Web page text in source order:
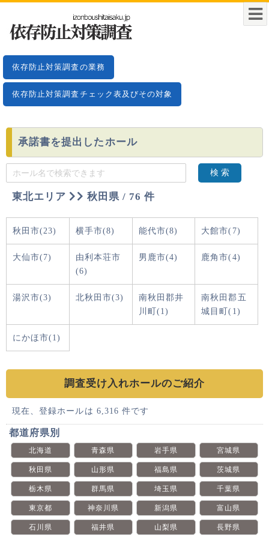
依存防止対策調査の業務
依存防止対策調査チェック表及びその対象
調査受け入れホールのご紹介
現在、登録ホールは 6,316 件です
都道府県別
北海道 青森県 岩手県 宮城県
秋田県 山形県 福島県 茨城県
栃木県 群馬県 埼玉県 千葉県
東京都 神奈川県 新潟県 富山県
石川県 福井県 山梨県 長野県
承諾書を提出したホール
検 索
東北エリア 秋田県 / 76 件
秋田市(23) 横手市(8) 能代市(8) 大館市(7)
大仙市(7)
由利本荘市
(6)
男鹿市(4) 鹿角市(4)
湯沢市(3) 北秋田市(3)
南秋田郡井
川町(1)
南秋田郡五
城目町(1)
にかほ市(1)